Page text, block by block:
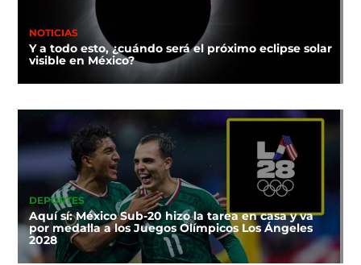
NOTICIAS
Y a todo esto, ¿cuándo será el próximo eclipse solar
visible en México?
DEPORTES
Aquí sí: México Sub-20 hizo la tarea en casa y va
por medalla a los Juegos Olímpicos Los Ángeles
2028